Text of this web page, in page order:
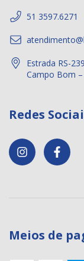
51 3597.6271
Estrada RS-
Campo Bom –
Redes
Meios de